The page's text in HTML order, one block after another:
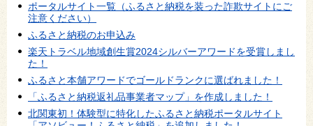
ポータルサイト一覧（ふるさと納税を装った詐欺サイトにご
注意ください）
ふるさと納税のお申込み
楽天トラベル地域創生賞2024シルバーアワードを受賞しまし
た！
ふるさと本舗アワードでゴールドランクに選ばれました！
「ふるさと納税返礼品事業者マップ」を作成しました！
北関東初！体験型に特化したふるさと納税ポータルサイト